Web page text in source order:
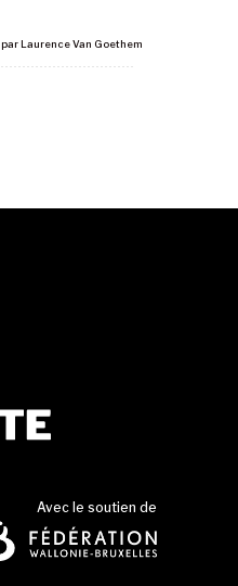
parLaurence Van Goethem
Avec le soutien de